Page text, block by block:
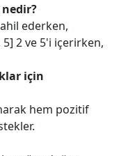
ederken,
2 ve 5'i içerirken,
için
hem pozitif